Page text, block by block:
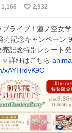
1,166 2,932
ブライブ！蓮ノ空女
売記念キャンペーン
記念特別レシート発
🔽詳細はこちら
xAYHrdvK9C